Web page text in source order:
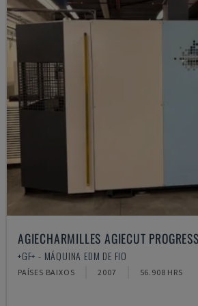
AGIECHARMILLES AGIECUT
+GF+ - MÁQUINA EDM DE FIO
PAÍSES BAIXOS 2007 56.908 HRS